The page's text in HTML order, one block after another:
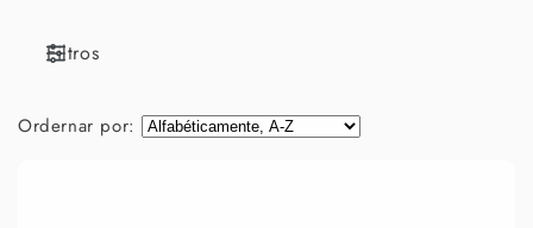
c
Filtros
Ordernar por: